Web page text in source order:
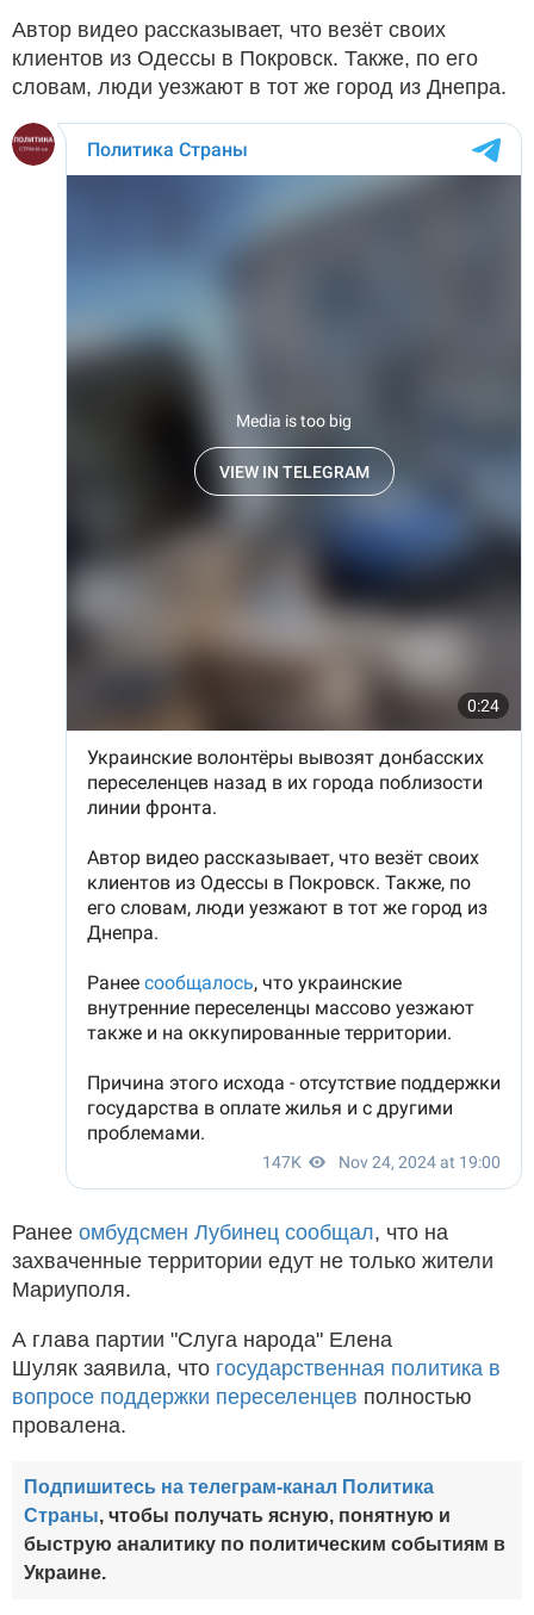
Автор видео рассказывает, что везёт своих
клиентов из Одессы в Покровск. Также, по его
словам, люди уезжают в тот же город из Днепра.
Ранее омбудсмен Лубинец сообщал, что на
захваченные территории едут не только жители
Мариуполя.
А глава партии "Слуга народа" Елена
Шуляк заявила, что государственная политика в
вопросе поддержки переселенцев полностью
провалена.
Подпишитесь на телеграм-канал Политика
Страны, чтобы получать ясную, понятную и
быструю аналитику по политическим событиям в
Украине.